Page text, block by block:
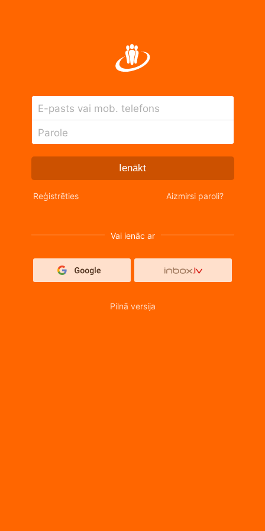
E-pasts vai mob. telefons
Parole
Ienākt
Reģistrēties Aizmirsi paroli?
Vai ienāc ar
Pilnā versija